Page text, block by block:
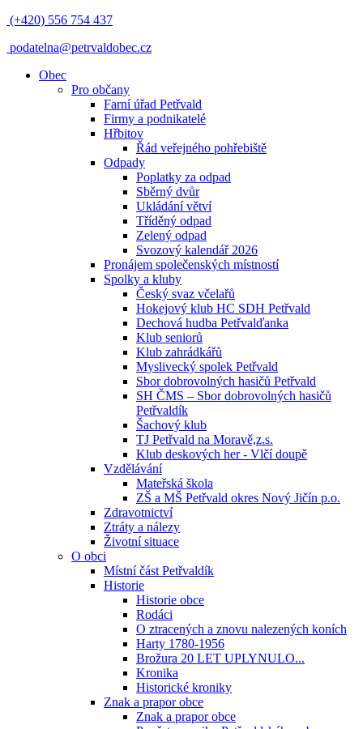
(+420) 556 754 437
podatelna@petrvaldobec.cz
Obec
Pro občany
Farní úřad Petřvald
Firmy a podnikatelé
Hřbitov
Řád veřejného pohřebiště
Odpady
Poplatky za odpad
Sběrný dvůr
Ukládání větví
Tříděný odpad
Zelený odpad
Svozový kalendář 2026
Pronájem společenských místností
Spolky a kluby
Český svaz včelařů
Hokejový klub HC SDH Petřvald
Dechová hudba Petřvalďanka
Klub seniorů
Klub zahrádkářů
Myslivecký spolek Petřvald
Sbor dobrovolných hasičů Petřvald
SH ČMS – Sbor dobrovolných hasičů
Petřvaldík
Šachový klub
TJ Petřvald na Moravě,z.s.
Klub deskových her - Vlčí doupě
Vzdělávání
Mateřská škola
ZŠ a MŠ Petřvald okres Nový Jičín p.o.
Zdravotnictví
Ztráty a nálezy
Životní situace
O obci
Místní část Petřvaldík
Historie
Historie obce
Rodáci
O ztracených a znovu nalezených koních
Harty 1780-1956
Brožura 20 LET UPLYNULO...
Kronika
Historické kroniky
Znak a prapor obce
Znak a prapor obce